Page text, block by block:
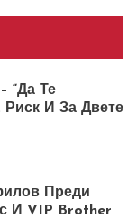
“Да Те
И За Двете
Преди
И VIP Brother